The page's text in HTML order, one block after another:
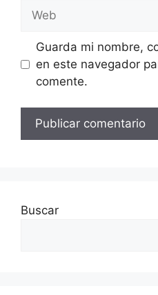
Guarda mi nombre,
en este navegador
comente.
Buscar